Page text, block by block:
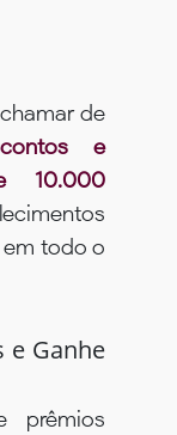
de
e
10.000
todo o
e Ganhe
prêmios